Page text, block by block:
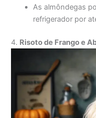
As almôndegas
refrigerador por
4. Risoto de Frango e